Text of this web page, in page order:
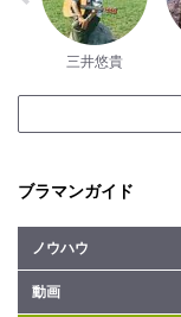
三井悠貴
ブラマンガイド
ノウハウ
動画